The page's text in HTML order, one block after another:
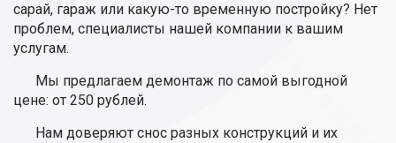
сарай, гараж или какую-то временную постройку? Нет
проблем, специалисты нашей компании к вашим
услугам.
Мы предлагаем демонтаж по самой выгодной
цене: от 250 рублей.
Нам доверяют снос разных конструкций и их